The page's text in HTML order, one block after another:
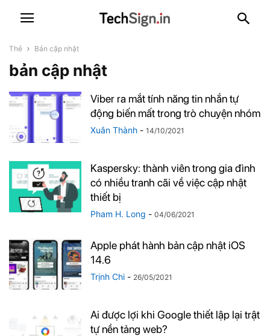
Thẻ Bản cập nhật
bản cập nhật
Viber ra mắt tính năng tin nhắn tự
động biến mất trong trò chuyện nhóm
Xuân Thành - 14/10/2021
Kaspersky: thành viên trong gia đình
có nhiều tranh cãi về việc cập nhật
thiết bị
Pham H. Long - 04/06/2021
Apple phát hành bản cập nhật iOS
14.6
Trịnh Chi - 26/05/2021
Ai được lợi khi Google thiết lập lại trật
tự nền tảng web?